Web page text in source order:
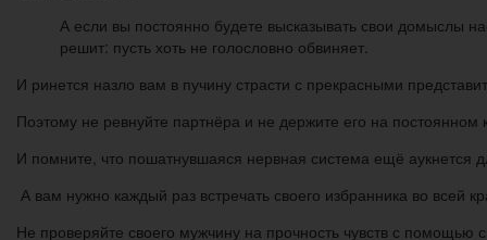
А если вы постоянно будете высказывать свои домыслы
решит: пусть хоть не голословно обвиняет.
И ринется назло вам в пучину страсти с прекрасными
Поэтому не ревнуйте партнёра и не держите его на
И помните, что пошатнувшаяся нервная система ещё
А вам нужно каждый раз встречать своего избранника во всей
Не проверяйте своего мужчину на прочность чувств с помощью